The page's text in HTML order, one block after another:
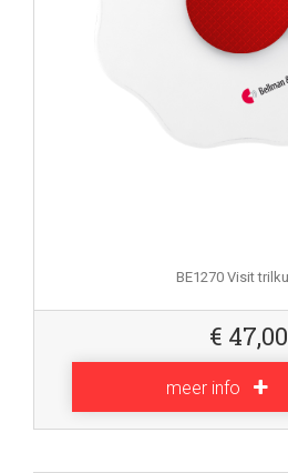
BE1270 Visit
€ 47,00
meer info